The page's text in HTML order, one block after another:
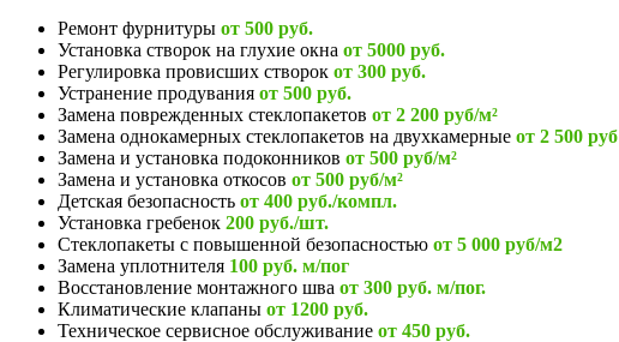
Ремонт фурнитуры от 500 руб.
Установка створок на глухие окна от 5000 руб.
Регулировка провисших створок от 300 руб.
Устранение продувания от 500 руб.
Замена поврежденных стеклопакетов от 2 200 руб/м²
Замена однокамерных стеклопакетов на двухкамерные от 2 500 руб
Замена и установка подоконников от 500 руб/м²
Замена и установка откосов от 500 руб/м²
Детская безопасность от 400 руб./компл.
Установка гребенок 200 руб./шт.
Стеклопакеты с повышенной безопасностью от 5 000 руб/м2
Замена уплотнителя 100 руб. м/пог
Восстановление монтажного шва от 300 руб. м/пог.
Климатические клапаны от 1200 руб.
Техническое сервисное обслуживание от 450 руб.